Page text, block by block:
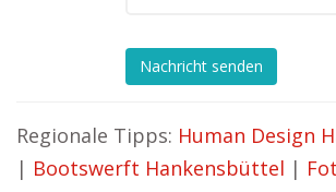
Nachricht senden
Regionale Tipps: Human Design
| Bootswerft Hankensbüttel |